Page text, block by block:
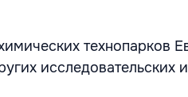
технопарков
исследовательских